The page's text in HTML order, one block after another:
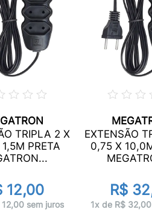
TRIPLA 2 X
PRETA
12,00
sem juros
EXTENSÃO
0,75 X
R$
1x de R$